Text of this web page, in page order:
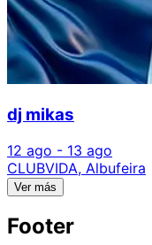
dj mikas
12 ago - 13 ago
CLUBVIDA, Albufeira
Ver más
Footer